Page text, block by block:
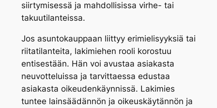
siirtymisessä ja mahdollisissa virhe- tai
takuutilanteissa.
Jos asuntokauppaan liittyy erimielisyyksiä tai
riitatilanteita, lakimiehen rooli korostuu
entisestään. Hän voi avustaa asiakasta
neuvotteluissa ja tarvittaessa edustaa
asiakasta oikeudenkäynnissä. Lakimies
tuntee lainsäädännön ja oikeuskäytännön ja